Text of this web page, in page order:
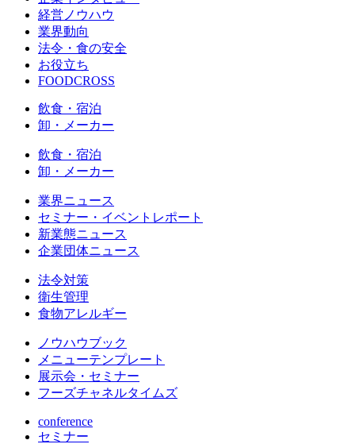
経営ノウハウ
業界動向
法令・食の安全
お役立ち
FOODCROSS
飲食・宿泊
卸・メーカー
飲食・宿泊
卸・メーカー
業界ニュース
セミナー・イベントレポート
新業態ニュース
企業団体ニュース
法令対策
衛生管理
食物アレルギー
ノウハウブック
メニューテンプレート
展示会・セミナー
フーズチャネルタイムズ
conference
セミナー